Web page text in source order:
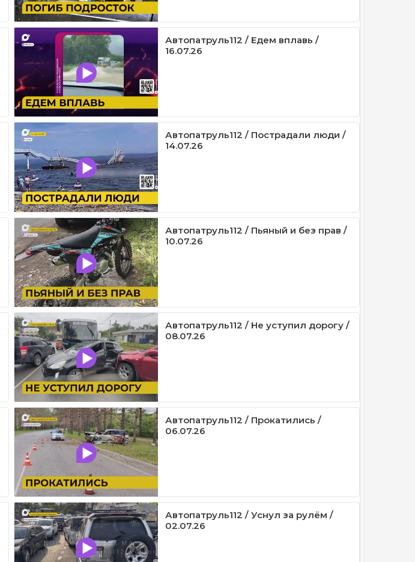
Автопатруль112 / Едем вплавь /
16.07.26
Автопатруль112 / Пострадали люди /
14.07.26
Автопатруль112 / Пьяный и без прав /
10.07.26
Автопатруль112 / Не уступил дорогу /
08.07.26
Автопатруль112 / Прокатились /
06.07.26
Автопатруль112 / Уснул за рулём /
02.07.26